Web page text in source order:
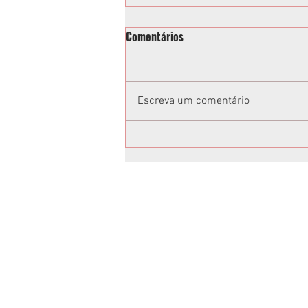
PM interrompe ensaio de
Comentários
Escreva um comentário